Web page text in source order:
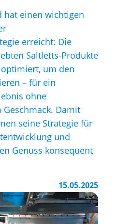
hat einen wichtigen
erreicht: Die
Saltletts-Produkte
um den
– für ein
ohne
Damit
seine Strategie für
und
Genuss konsequent
15.05.2025